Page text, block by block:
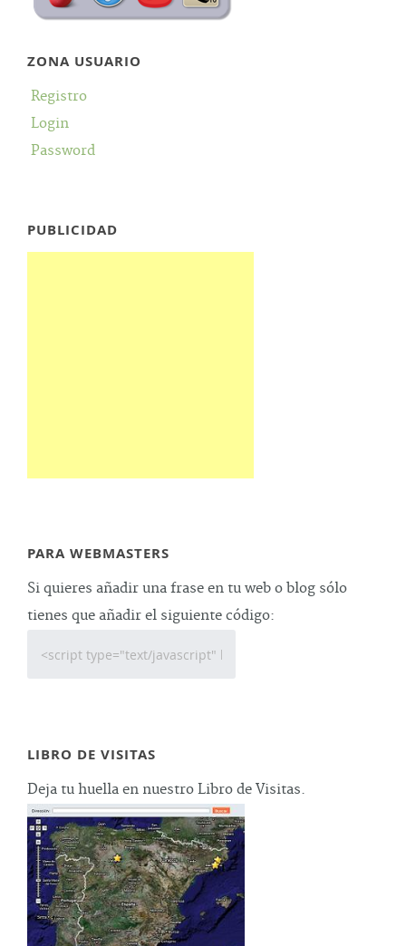
ZONA USUARIO
Registro
Login
Password
PUBLICIDAD
PARA WEBMASTERS
Si quieres añadir una frase en tu web o blog sólo
tienes que añadir el siguiente código:
LIBRO DE VISITAS
Deja tu huella en nuestro Libro de Visitas.